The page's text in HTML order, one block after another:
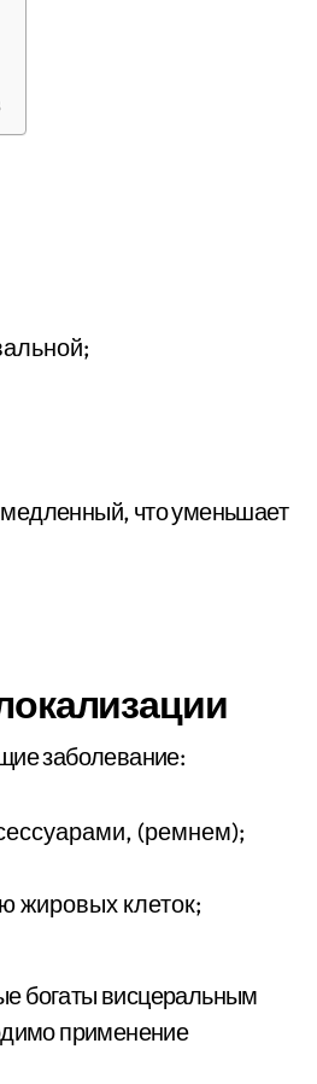
медленный, что уменьшает
заболевание:
(ремнем);
жировых клеток;
богаты висцеральным
применение